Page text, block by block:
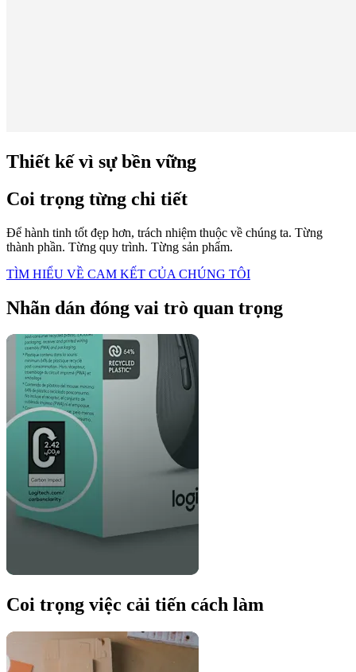
Thiết kế vì sự bền vững
Coi trọng từng chi tiết
Để hành tinh tốt đẹp hơn, trách nhiệm thuộc về chúng ta. Từng
thành phần. Từng quy trình. Từng sản phẩm.
TÌM HIỂU VỀ CAM KẾT CỦA CHÚNG TÔI
Nhãn dán đóng vai trò quan trọng
Coi trọng việc cải tiến cách làm